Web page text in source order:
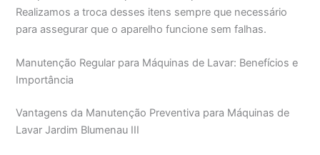
Realizamos a troca desses itens sempre que necessário
para assegurar que o aparelho funcione sem falhas.
Manutenção Regular para Máquinas de Lavar: Benefícios e
Importância
Vantagens da Manutenção Preventiva para Máquinas de
Lavar Jardim Blumenau III